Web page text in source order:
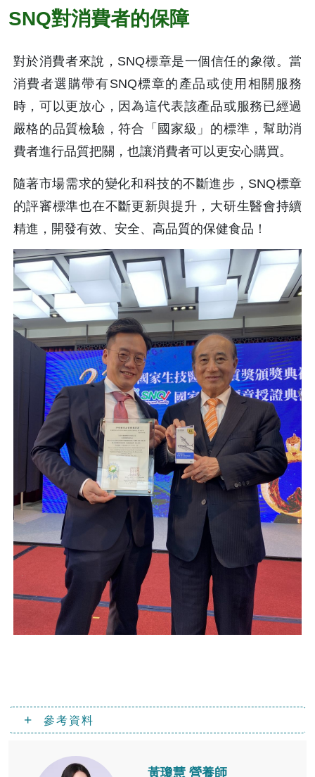
SNQ對消費者的保障
對於消費者來說，SNQ標章是一個信任的象徵。當
消費者選購帶有SNQ標章的產品或使用相關服務
時，可以更放心，因為這代表該產品或服務已經過
嚴格的品質檢驗，符合「國家級」的標準，幫助消
費者進行品質把關，也讓消費者可以更安心購買。
隨著市場需求的變化和科技的不斷進步，SNQ標章
的評審標準也在不斷更新與提升，大研生醫會持續
精進，開發有效、安全、高品質的保健食品！
參考資料
黃瓊慧 營養師